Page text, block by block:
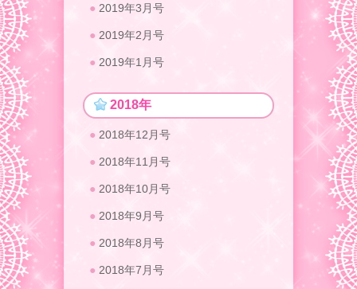
2019年3月号
2019年2月号
2019年1月号
2018年
2018年12月号
2018年11月号
2018年10月号
2018年9月号
2018年8月号
2018年7月号